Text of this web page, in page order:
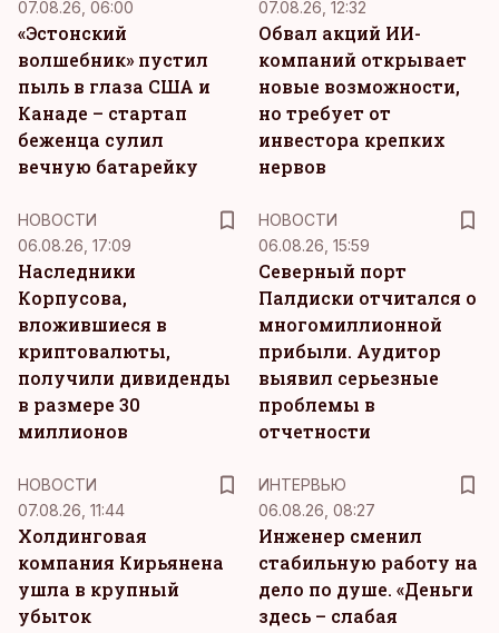
07.08.26, 06:00
«Эстонский
волшебник» пустил
пыль в глаза США и
Канаде – стартап
беженца сулил
вечную батарейку
07.08.26, 12:32
Обвал акций ИИ-
компаний открывает
новые возможности,
но требует от
инвестора крепких
нервов
НОВОСТИ
06.08.26, 17:09
Наследники
Корпусова,
вложившиеся в
криптовалюты,
получили дивиденды
в размере 30
миллионов
НОВОСТИ
06.08.26, 15:59
Северный порт
Палдиски отчитался о
многомиллионной
прибыли. Аудитор
выявил серьезные
проблемы в
отчетности
НОВОСТИ
07.08.26, 11:44
Холдинговая
компания Кирьянена
ушла в крупный
убыток
ИНТЕРВЬЮ
06.08.26, 08:27
Инженер сменил
стабильную работу на
дело по душе. «Деньги
здесь – слабая